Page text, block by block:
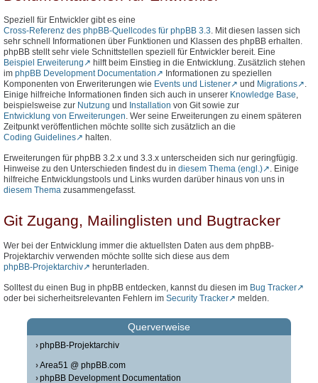
Speziell für Entwickler gibt es eine
Cross-Referenz des phpBB-Quellcodes für phpBB 3.3. Mit diesen lassen sich
sehr schnell Informationen über Funktionen und Klassen des phpBB erhalten.
phpBB stellt sehr viele Schnittstellen speziell für Entwickler bereit. Eine
Beispiel Erweiterung
hilft beim Einstieg in die Entwicklung. Zusätzlich stehen
im phpBB Development Documentation
Informationen zu speziellen
Komponenten von Erweriterungen wie Events und Listener und Migrations
.
Einige hilfreiche Informationen finden sich auch in unserer Knowledge Base,
beispielsweise zur Nutzung und Installation von Git sowie zur
Entwicklung von Erweiterungen. Wer seine Erweiterungen zu einem späteren
Zeitpunkt veröffentlichen möchte sollte sich zusätzlich an die
Coding Guidelines
halten.
Erweiterungen für phpBB 3.2.x und 3.3.x unterscheiden sich nur geringfügig.
Hinweise zu den Unterschieden findest du in diesem Thema (engl.)
. Einige
hilfreiche Entwicklungstools und Links wurden darüber hinaus von uns in
diesem Thema zusammengefasst.
Git Zugang, Mailinglisten und Bugtracker
Wer bei der Entwicklung immer die aktuellsten Daten aus dem phpBB-
Projektarchiv verwenden möchte sollte sich diese aus dem
phpBB-Projektarchiv
herunterladen.
Solltest du einen Bug in phpBB entdecken, kannst du diesen im Bug Tracker
oder bei sicherheitsrelevanten Fehlern im Security Tracker melden.
Querverweise
phpBB-Projektarchiv
Area51 @ phpBB.com
phpBB Development Documentation